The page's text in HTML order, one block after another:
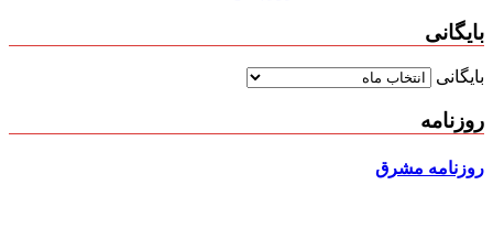
بایگانی
بایگانی
روزنامه
روزنامه مشرق